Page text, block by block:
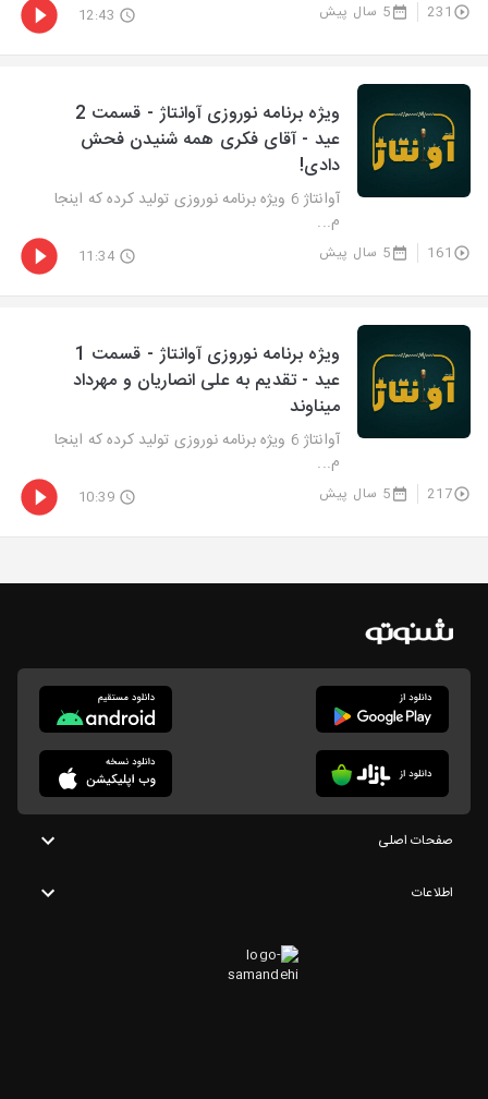
231 5 سال پیش 12:43
ویژه برنامه نوروزی آوانتاژ - قسمت 2
عید - آقای فکری همه شنیدن فحش
دادی!
آوانتاژ 6 ویژه برنامه نوروزی تولید کرده که اینجا
م...
161 5 سال پیش 11:34
ویژه برنامه نوروزی آوانتاژ - قسمت 1
عید - تقدیم به علی انصاریان و مهرداد
میناوند
آوانتاژ 6 ویژه برنامه نوروزی تولید کرده که اینجا
م...
217 5 سال پیش 10:39
صفحات اصلی
اطلاعات